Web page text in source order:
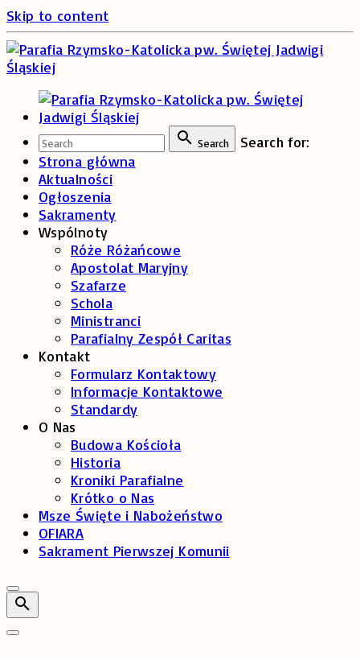
Skip to content
Search
Search for:
Strona główna
Aktualności
Ogłoszenia
Sakramenty
Wspólnoty
Róże Różańcowe
Apostolat Maryjny
Szafarze
Schola
Ministranci
Parafialny Zespół Caritas
Kontakt
Formularz Kontaktowy
Informacje Kontaktowe
Standardy
O Nas
Budowa Kościoła
Historia
Kroniki Parafialne
Krótko o Nas
Msze Święte i Nabożeństwo
OFIARA
Sakrament Pierwszej Komunii